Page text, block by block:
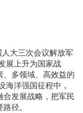
大三次会议解放军
展上升为国家战
多领域、高效益的
海洋强国征程中，
发展战略，把军民
径。